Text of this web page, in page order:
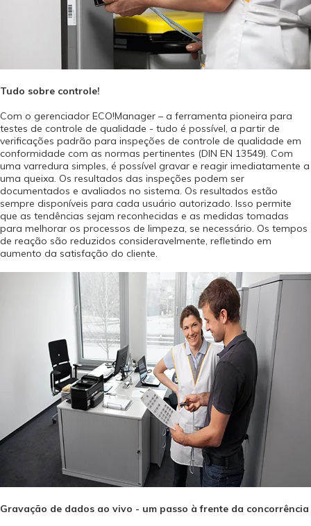
Tudo sobre controle!
Com o gerenciador ECO!Manager – a ferramenta pioneira para
testes de controle de qualidade - tudo é possível, a partir de
verificações padrão para inspeções de controle de qualidade em
conformidade com as normas pertinentes (DIN EN 13549). Com
uma varredura simples, é possível gravar e reagir imediatamente a
uma queixa. Os resultados das inspeções podem ser
documentados e avaliados no sistema. Os resultados estão
sempre disponíveis para cada usuário autorizado. Isso permite
que as tendências sejam reconhecidas e as medidas tomadas
para melhorar os processos de limpeza, se necessário. Os tempos
de reação são reduzidos consideravelmente, refletindo em
aumento da satisfação do cliente.
Gravação de dados ao vivo - um passo à frente da concorrência